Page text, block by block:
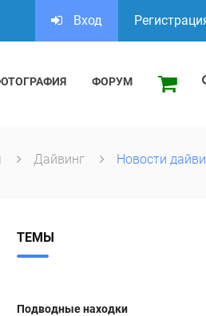
Вход
ФОРУМ
Дайвинг Новости
ТЕМЫ
Подводные находки